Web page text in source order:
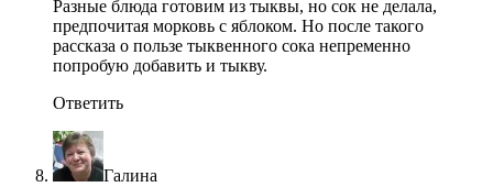
Разные блюда готовим из тыквы, но сок не делала,
предпочитая морковь с яблоком. Но после такого
рассказа о пользе тыквенного сока непременно
попробую добавить и тыкву.
Ответить
Галина